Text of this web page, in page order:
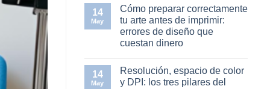
en
la
termofijadora:
la
trilogía
del
sublimado
comentarios
en
Cómo
elegir
los
colores
sublimación:
expectativa
vs.
14
May
Cómo preparar correctamente
tu arte antes de imprimir:
errores de diseño que
cuestan dinero
comentarios
Cómo
14
May
Resolución, espacio de color
y DPI: los tres pilares del